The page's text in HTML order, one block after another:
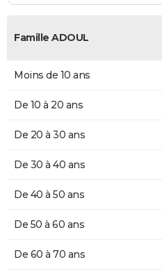
Famille ADOUL
Moins de 10 ans
De 10 à 20 ans
De 20 à 30 ans
De 30 à 40 ans
De 40 à 50 ans
De 50 à 60 ans
De 60 à 70 ans